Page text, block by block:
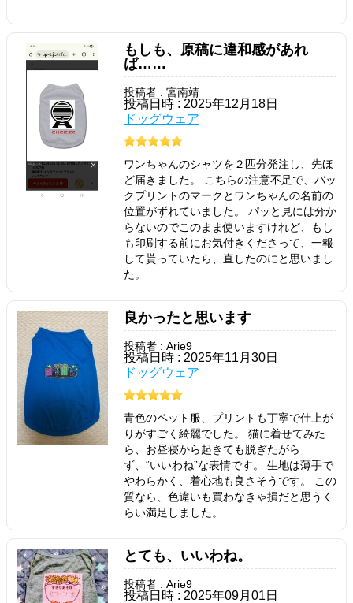
もしも、原稿に違和感があれ
ば……
投稿者 : 宮南靖
投稿日時 : 2025年12月18日
ドッグウェア
ワンちゃんのシャツを２匹分発注し、先ほ
ど届きました。 こちらの注意不足で、バッ
クプリントのマークとワンちゃんの名前の
位置がずれていました。 パッと見には分か
らないのでこのまま使いますけれど、もし
も印刷する前にお気付きくださって、一報
して貰っていたら、直したのにと思いまし
た。
良かったと思います
投稿者 : Arie9
投稿日時 : 2025年11月30日
ドッグウェア
青色のペット服、プリントも丁寧で仕上が
りがすごく綺麗でした。 猫に着せてみた
ら、お昼寝から起きても脱ぎたがら
ず、“いいわね”な表情です。 生地は薄手で
やわらかく、着心地も良さそうです。 この
質なら、色違いも買わなきゃ損だと思うく
らい満足しました。
とても、いいわね。
投稿者 : Arie9
投稿日時 : 2025年09月01日